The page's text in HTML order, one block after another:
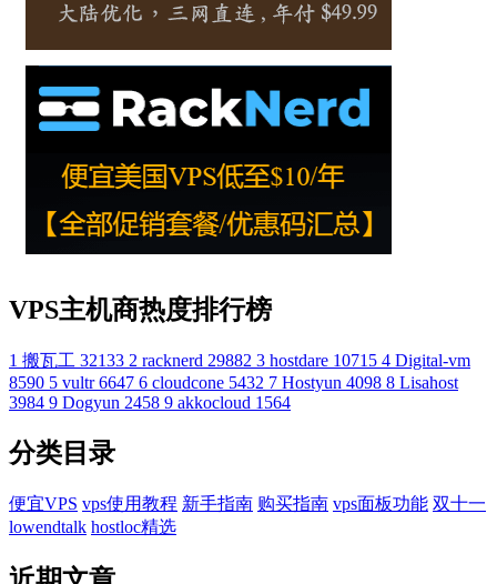
VPS主机商热度排行榜
1 搬瓦工 32133 2 racknerd 29882 3 hostdare 10715 4 Digital-vm
8590 5 vultr 6647 6 cloudcone 5432 7 Hostyun 4098 8 Lisahost
3984 9 Dogyun 2458 9 akkocloud 1564
分类目录
便宜VPS vps使用教程 新手指南 购买指南 vps面板功能 双十一
lowendtalk hostloc精选